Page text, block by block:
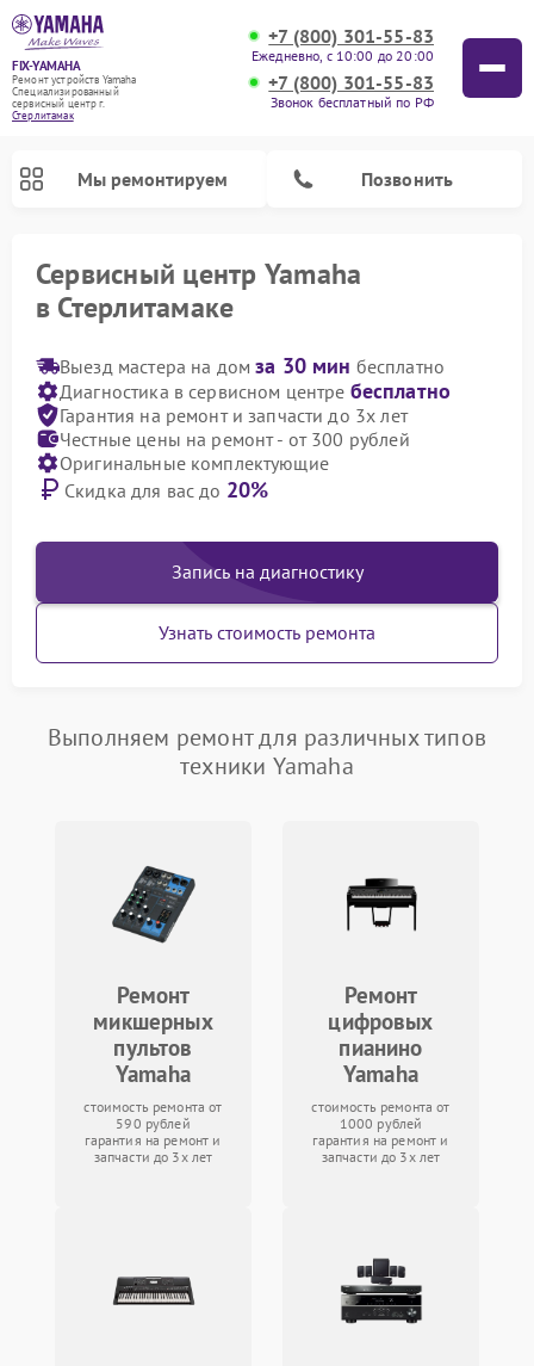
FIX-YAMAHA
Ремонт устройств Yamaha
Специализированный
cервисный центр г.
Стерлитамак
+7 (800) 301-55-83
Ежедневно, с 10:00 до 20:00
+7 (800) 301-55-83
Звонок бесплатный по РФ
Мы ремонтируем Позвонить
Сервисный центр Yamaha
в Стерлитамаке
Выезд мастера на домза 30 мин бесплатно
Диагностика в сервисном центре бесплатно
Гарантия на ремонт и запчасти до 3х лет
Честные цены на ремонт - от 300 рублей
Оригинальные комплектующие
Скидка для вас до 20%
Запись на диагностику
Узнать стоимость ремонта
Выполняем ремонт для различных типов
техники Yamaha
Ремонт
микшерных
пультов
Yamaha
стоимость ремонта от
590 рублей
гарантия на ремонт и
запчасти до 3х лет
Ремонт
цифровых
пианино
Yamaha
стоимость ремонта от
1000 рублей
гарантия на ремонт и
запчасти до 3х лет